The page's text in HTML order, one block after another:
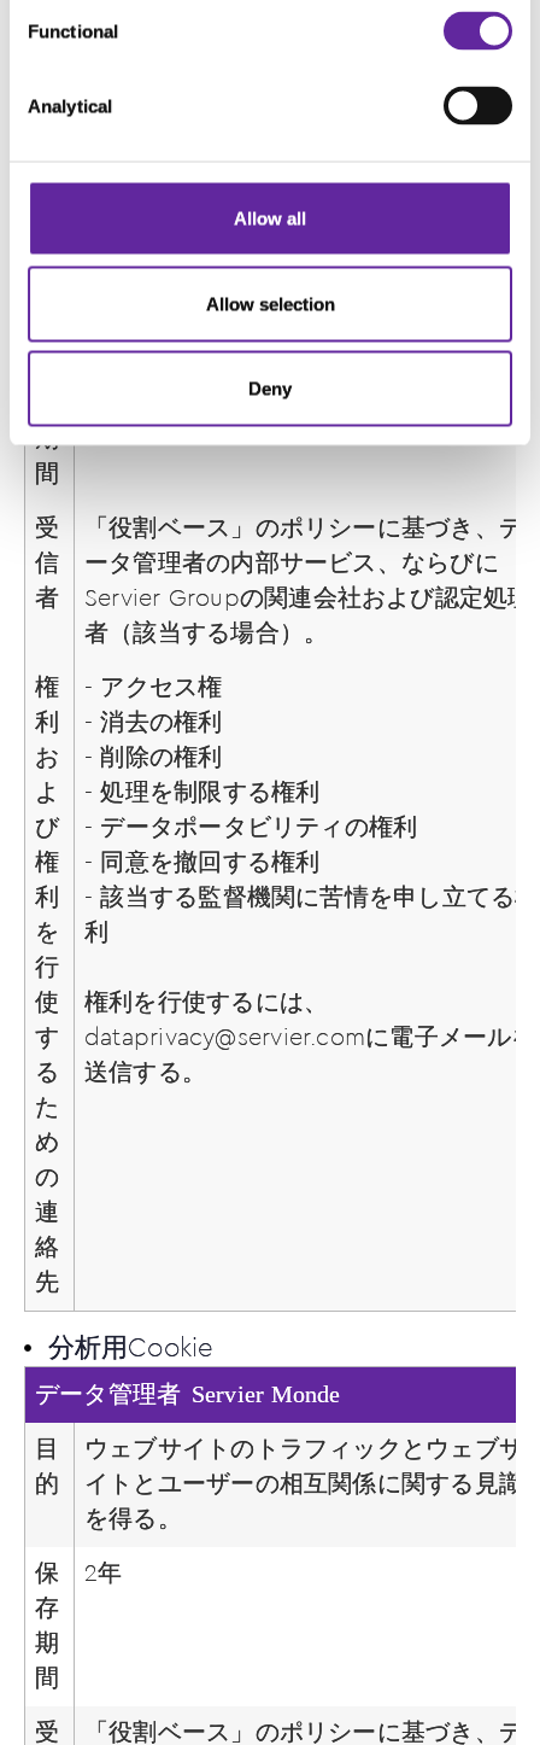
Selection
Functional
Analytical
Allow all
Allow selection
Deny
絡
人間とボットを区別するために使用され
ェブサイトに有益である。
間
受
信
者
「役割ベース」のポリシーに基づき、デ
ータ管理者の内部サービス、ならびに
Servier Groupの関連会社および認定処理
者（該当する場合）。
権
利
お
よ
び
権
利
を
行
使
す
る
た
め
の
連
絡
先
- アクセス権
- 消去の権利
- 削除の権利
- 処理を制限する権利
- データポータビリティの権利
- 同意を撤回する権利
- 該当する監督機関に苦情を申し立てる権
利
権利を行使するには、
dataprivacy@servier.comに電子メールを
送信する。
分析用Cookie
データ管理者 Servier Monde
目
的
ウェブサイトのトラフィックとウェブサ
イトとユーザーの相互関係に関する見識
を得る。
保
存
期
間
2年
受
「役割ベース」のポリシーに基づき、デ